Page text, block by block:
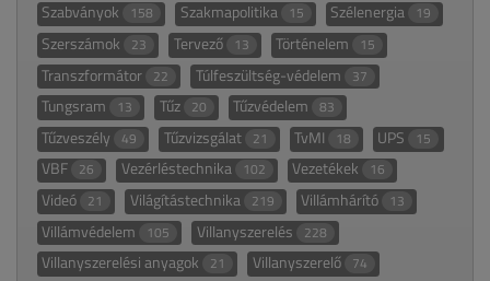
Szabványok 158 Szakmapolitika 15 Szélenergia 19
Szerszámok 23 Tervező 13 Történelem 15
Transzformátor 22 Túlfeszültség-védelem 37
Tungsram 13 Tűz 20 Tűzvédelem 83
Tűzveszély 49 Tűzvizsgálat 21 TvMI 18 UPS 15
VBF 26 Vezérléstechnika 102 Vezetékek 16
Videó 21 Világítástechnika 219 Villámhárító 13
Villámvédelem 105 Villanyszerelés 228
Villanyszerelési anyagok 21 Villanyszerelő 74